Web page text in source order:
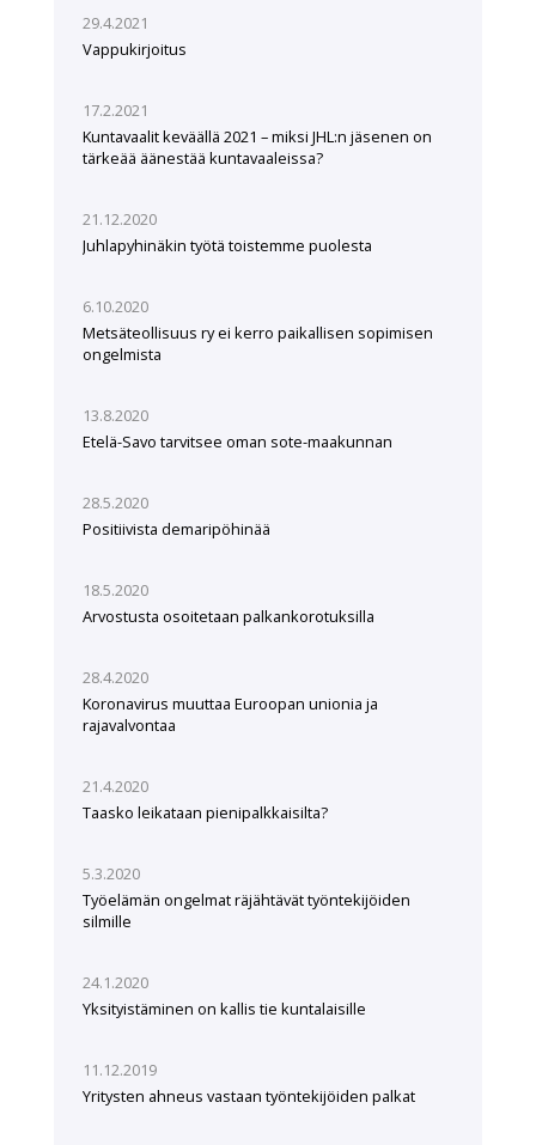
29.4.2021
Vappukirjoitus
17.2.2021
Kuntavaalit keväällä 2021 – miksi JHL:n jäsenen on
tärkeää äänestää kuntavaaleissa?
21.12.2020
Juhlapyhinäkin työtä toistemme puolesta
6.10.2020
Metsäteollisuus ry ei kerro paikallisen sopimisen
ongelmista
13.8.2020
Etelä-Savo tarvitsee oman sote-maakunnan
28.5.2020
Positiivista demaripöhinää
18.5.2020
Arvostusta osoitetaan palkankorotuksilla
28.4.2020
Koronavirus muuttaa Euroopan unionia ja
rajavalvontaa
21.4.2020
Taasko leikataan pienipalkkaisilta?
5.3.2020
Työelämän ongelmat räjähtävät työntekijöiden
silmille
24.1.2020
Yksityistäminen on kallis tie kuntalaisille
11.12.2019
Yritysten ahneus vastaan työntekijöiden palkat